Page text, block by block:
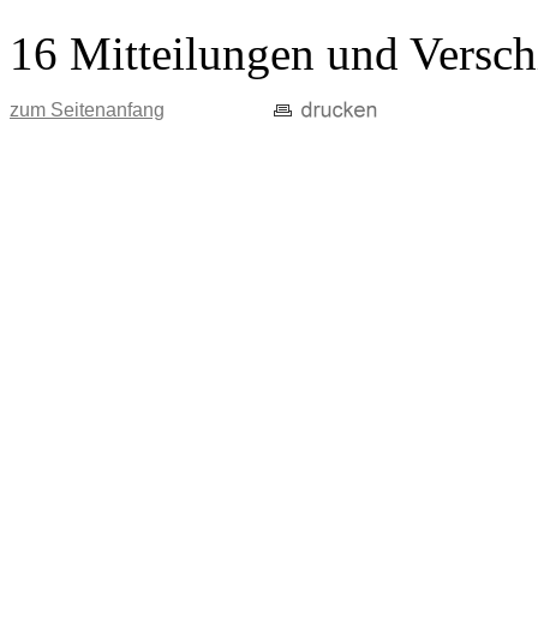
16 Mitteilungen und
zum Seitenanfang